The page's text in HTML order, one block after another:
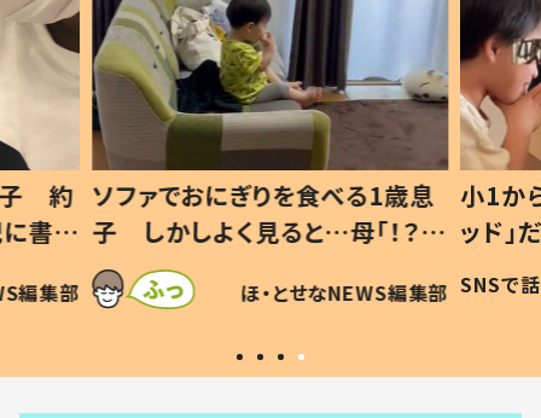
歳息
？」
編集部
小1から不登校、息子は「ギフテ
ッド」だった 父が“ウチ給食”を
作り続ける理由とは #令和の親
#令和の子
SNSで話題 ほ・とせなNEWS編集部
ひ孫
が、抱
「涙
い」